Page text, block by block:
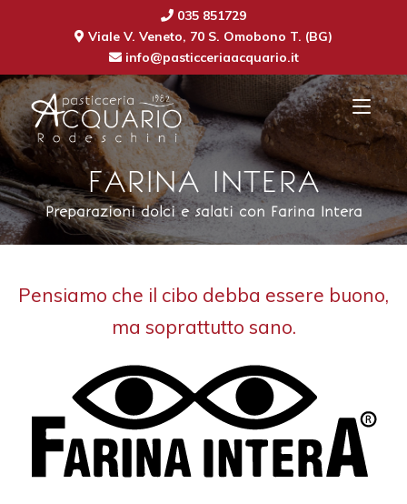
035 851729
Viale V. Veneto, 70 S. Omobono T. (BG)
info@pasticceriaacquario.it
FARINA INTERA
Preparazioni dolci e salati con Farina Intera
Pensiamo che il cibo debba essere buono,
ma soprattutto sano.